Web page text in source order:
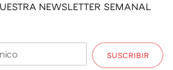
NEWSLETTER SEMANAL
SUSCRIBIR